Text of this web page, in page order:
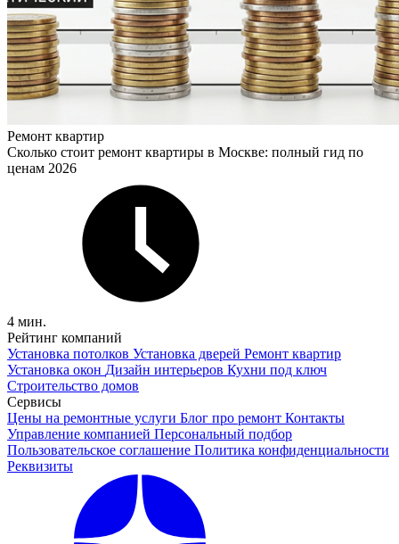
Ремонт квартир
Сколько стоит ремонт квартиры в Москве: полный гид по
ценам 2026
4 мин.
Рейтинг компаний
Установка потолков Установка дверей Ремонт квартир
Установка окон Дизайн интерьеров Кухни под ключ
Строительство домов
Сервисы
Цены на ремонтные услуги Блог про ремонт Контакты
Управление компанией Персональный подбор
Пользовательское соглашение Политика конфиденциальности
Реквизиты